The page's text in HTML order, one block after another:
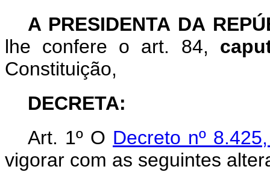
A PRESIDENTA DA
lhe confere o art. 84,
Constituição,
DECRETA:
Art. 1º O Decreto nº
vigorar com as seguintes